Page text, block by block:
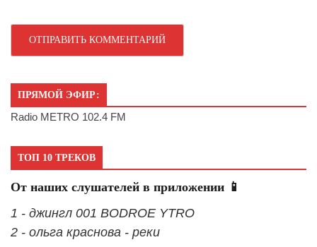
ПРЯМОЙ ЭФИР:
Radio METRO 102.4 FM
ТОП 10 ТРЕКОВ
От наших слушателей в приложении 📱
1 - джингл 001 BODROE YTRO
2 - ольга краснова - реки